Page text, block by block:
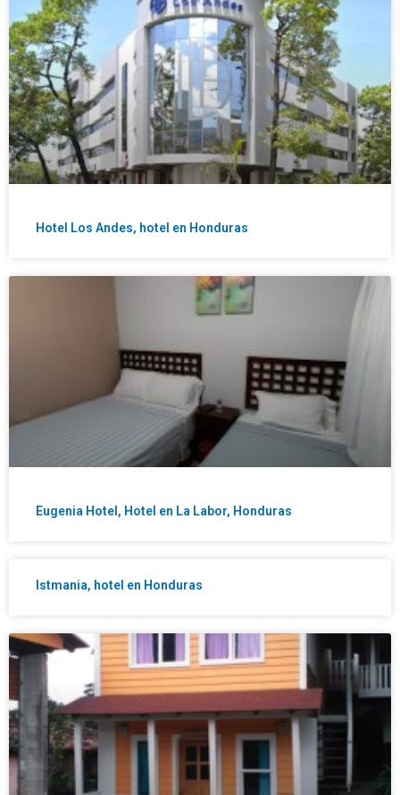
Hotel Los Andes, hotel en Honduras
Eugenia Hotel, Hotel en La Labor, Honduras
Istmania, hotel en Honduras